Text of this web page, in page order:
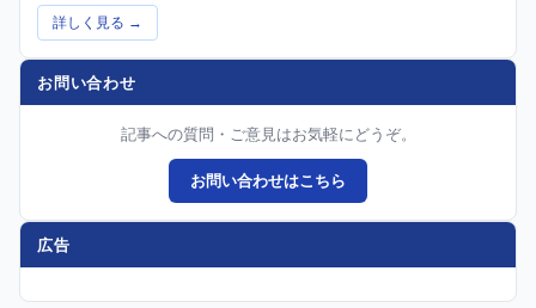
詳しく見る →
お問い合わせ
記事への質問・ご意見はお気軽にどうぞ。
お問い合わせはこちら
広告